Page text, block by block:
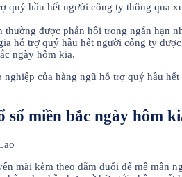
quý hầu hết người công ty thông qua
thường được phản hồi trong ngắn hạn
hỗ trợ quý hầu hết người công ty
ngày hôm kia.
của hàng ngũ hỗ trợ quý hầu
miền bắc ngày hôm
mãi kèm theo đắm đuối để mê